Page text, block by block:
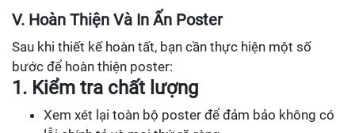
V. Hoàn Thiện Và In Ấn Poster
Sau khi thiết kế hoàn tất, bạn cần thực hiện một số
bước để hoàn thiện poster:
1. Kiểm tra chất lượng
Xem xét lại toàn bộ poster để đảm bảo không có